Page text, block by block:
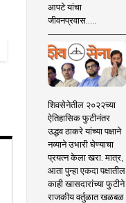
आपटे यांचा
जीवनप्रवास.....
शिवसेनेतील २०२२च्या
ऐतिहासिक फुटीनंतर
उद्धव ठाकरे यांच्या पक्षाने
नव्याने उभारी घेण्याचा
प्रयत्न केला खरा. मात्र,
आता पुन्हा एकदा पक्षातील
काही खासदारांच्या फुटीने
राजकीय वर्तुळात खळबळ